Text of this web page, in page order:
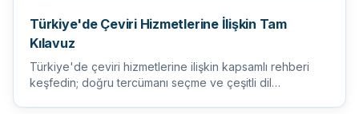
Türkiye'de Çeviri Hizmetlerine İlişkin Tam
Kılavuz
Türkiye'de çeviri hizmetlerine ilişkin kapsamlı rehberi
keşfedin; doğru tercümanı seçme ve çeşitli dil